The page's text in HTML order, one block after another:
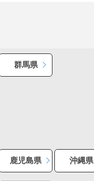
群馬県
鹿児島県 沖縄県